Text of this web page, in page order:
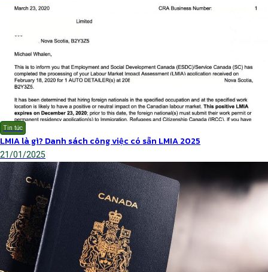
Tin tức
LMIA là gì? Danh sách công việc có sẵn LMIA 2025
21/01/2025